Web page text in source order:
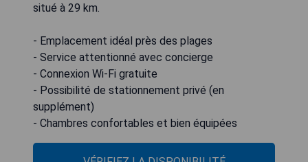
situé à 29 km.
- Emplacement idéal près des plages
- Service attentionné avec concierge
- Connexion Wi-Fi gratuite
- Possibilité de stationnement privé (en
supplément)
- Chambres confortables et bien équipées